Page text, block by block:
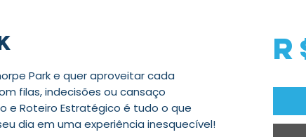
Park e quer aproveitar cada
filas, indecisões ou cansaço
e Roteiro Estratégico é tudo o que
dia em uma experiência inesquecível!